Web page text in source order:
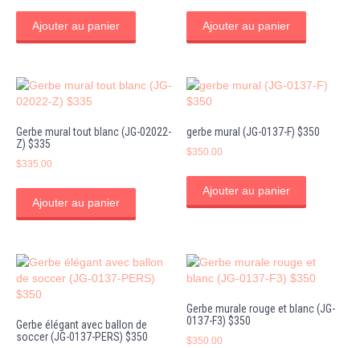
Ajouter au panier Ajouter au panier
Gerbe mural tout blanc (JG-02022-
Z) $335
$335.00
Ajouter au panier
gerbe mural (JG-0137-F) $350
$350.00
Ajouter au panier
Gerbe élégant avec ballon de
soccer (JG-0137-PERS) $350
Gerbe murale rouge et blanc (JG-
0137-F3) $350
$350.00